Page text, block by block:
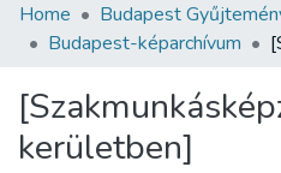
Communities & Collections
Statistics
About us
Home Budapest
Budapest-képarchívum
kerületben]